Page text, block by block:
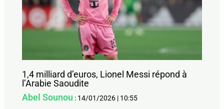
1,4 milliard d’euros, Lionel Messi répond à
l’Arabie Saoudite
Abel Sounou : 14/01/2026 | 10:55